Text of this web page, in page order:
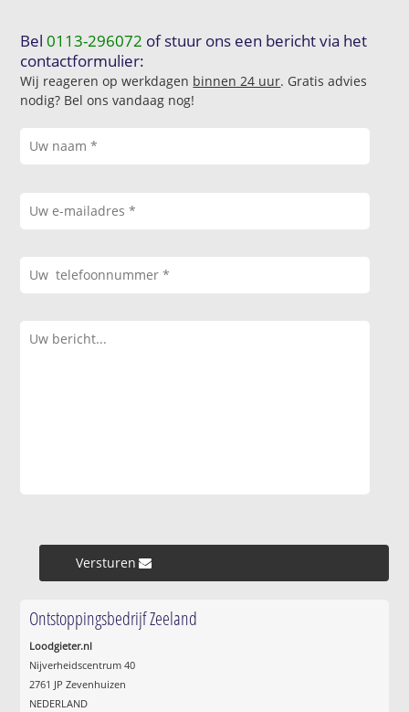
Bel0113-296072 of stuur ons een bericht via het
contactformulier:
Wij reageren op werkdagen binnen 24 uur. Gratis advies
nodig? Bel ons vandaag nog!
Versturen »
Ontstoppingsbedrijf Zeeland
Loodgieter.nl
Nijverheidscentrum 40
2761 JP Zevenhuizen
NEDERLAND